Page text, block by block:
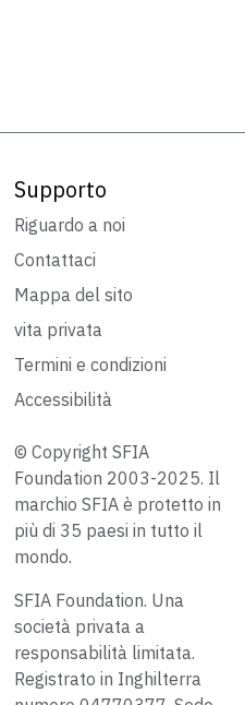
Supporto
Riguardo a noi
Contattaci
Mappa del sito
vita privata
Termini e condizioni
Accessibilità
© Copyright SFIA
Foundation 2003-2025. Il
marchio SFIA è protetto in
più di 35 paesi in tutto il
mondo.
SFIA Foundation. Una
società privata a
responsabilità limitata.
Registrato in Inghilterra